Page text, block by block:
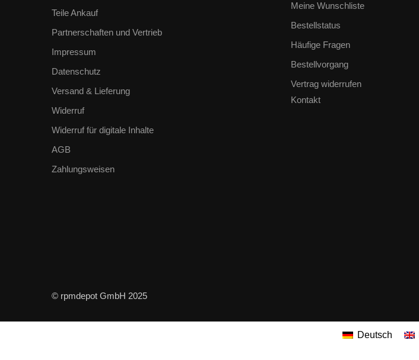
Teile Ankauf
Partnerschaften und Vertrieb
Impressum
Datenschutz
Versand & Lieferung
Widerruf
Widerruf für digitale Inhalte
AGB
Zahlungsweisen
Meine Wunschliste
Bestellstatus
Häufige Fragen
Bestellvorgang
Vertrag widerrufen
Kontakt
© rpmdepot GmbH 2025
Deutsch